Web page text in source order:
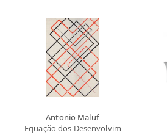
Antonio Maluf
Equação dos Desenvolvimentos